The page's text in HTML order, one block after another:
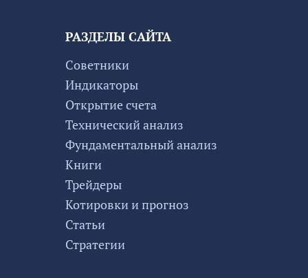
РАЗДЕЛЫ САЙТА
Советники
Индикаторы
Открытие счета
Технический анализ
Фундаментальный анализ
Книги
Трейдеры
Котировки и прогноз
Статьи
Стратегии